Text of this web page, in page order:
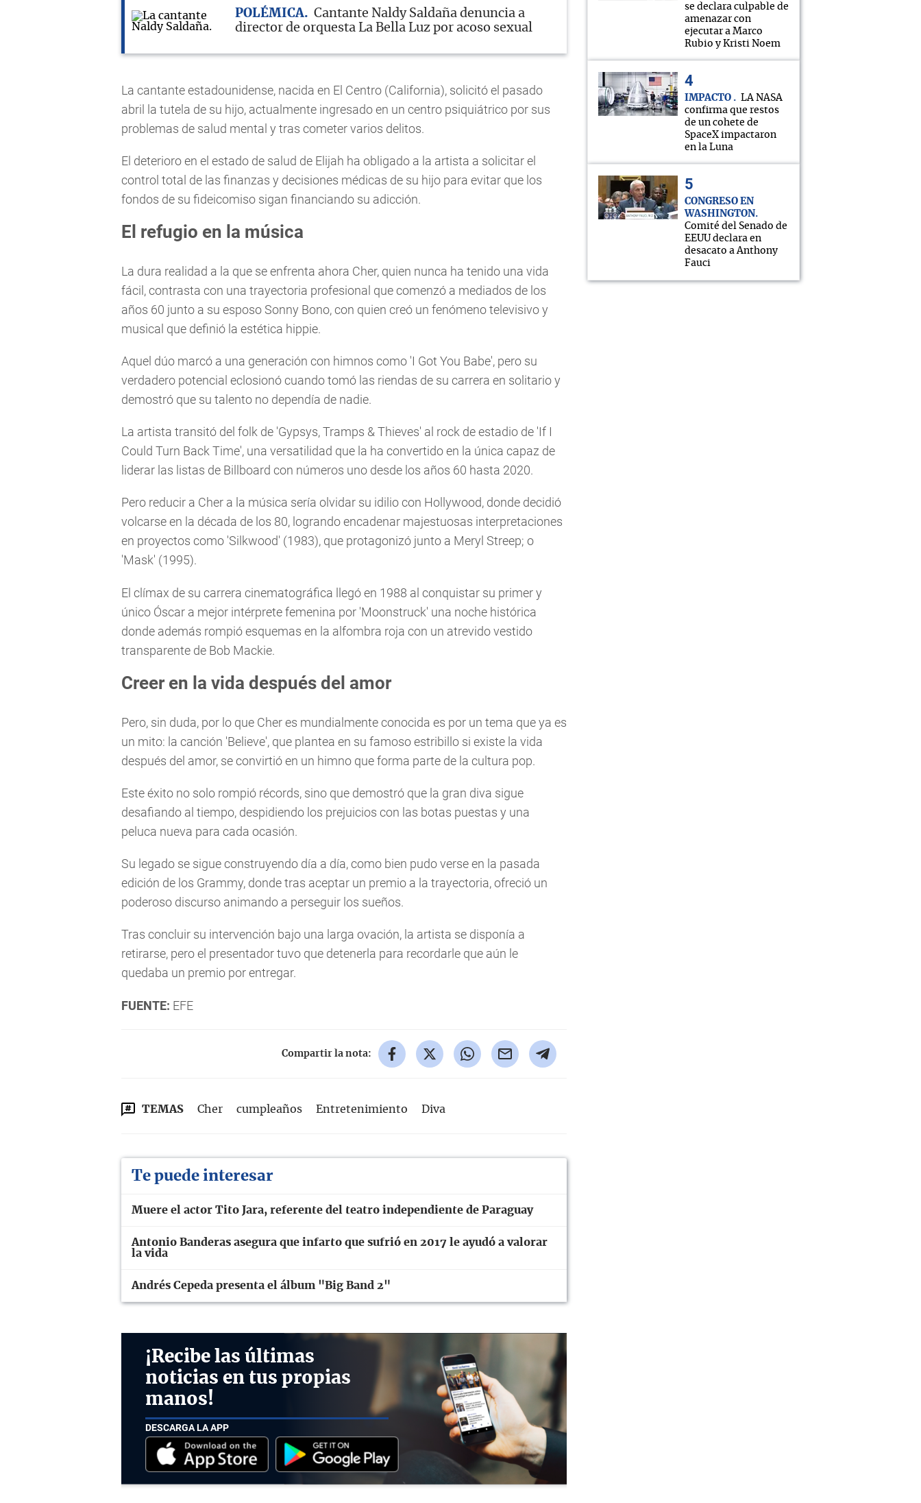
POLÉMICA
Cantante Naldy Saldaña denuncia a
director de orquesta La Bella Luz por acoso sexual
La cantante estadounidense, nacida en El Centro (California), solicitó el pasado
abril la tutela de su hijo, actualmente ingresado en un centro psiquiátrico por sus
problemas de salud mental y tras cometer varios delitos.
El deterioro en el estado de salud de Elijah ha obligado a la artista a solicitar el
control total de las finanzas y decisiones médicas de su hijo para evitar que los
fondos de su fideicomiso sigan financiando su adicción.
El refugio en la música
La dura realidad a la que se enfrenta ahora Cher, quien nunca ha tenido una vida
fácil, contrasta con una trayectoria profesional que comenzó a mediados de los
años 60 junto a su esposo Sonny Bono, con quien creó un fenómeno televisivo y
musical que definió la estética hippie.
Aquel dúo marcó a una generación con himnos como 'I Got You Babe', pero su
verdadero potencial eclosionó cuando tomó las riendas de su carrera en solitario y
demostró que su talento no dependía de nadie.
La artista transitó del folk de 'Gypsys, Tramps & Thieves' al rock de estadio de 'If I
Could Turn Back Time', una versatilidad que la ha convertido en la única capaz de
liderar las listas de Billboard con números uno desde los años 60 hasta 2020.
Pero reducir a Cher a la música sería olvidar su idilio con Hollywood, donde decidió
volcarse en la década de los 80, logrando encadenar majestuosas interpretaciones
en proyectos como 'Silkwood' (1983), que protagonizó junto a Meryl Streep; o
'Mask' (1995).
El clímax de su carrera cinematográfica llegó en 1988 al conquistar su primer y
único Óscar a mejor intérprete femenina por 'Moonstruck' una noche histórica
donde además rompió esquemas en la alfombra roja con un atrevido vestido
transparente de Bob Mackie.
Creer en la vida después del amor
Pero, sin duda, por lo que Cher es mundialmente conocida es por un tema que ya es
un mito: la canción 'Believe', que plantea en su famoso estribillo si existe la vida
después del amor, se convirtió en un himno que forma parte de la cultura pop.
Este éxito no solo rompió récords, sino que demostró que la gran diva sigue
desafiando al tiempo, despidiendo los prejuicios con las botas puestas y una
peluca nueva para cada ocasión.
Su legado se sigue construyendo día a día, como bien pudo verse en la pasada
edición de los Grammy, donde tras aceptar un premio a la trayectoria, ofreció un
poderoso discurso animando a perseguir los sueños.
Tras concluir su intervención bajo una larga ovación, la artista se disponía a
retirarse, pero el presentador tuvo que detenerla para recordarle que aún le
quedaba un premio por entregar.
FUENTE: EFE
Compartir la nota:
TEMAS Cher cumpleaños Entretenimiento Diva
Te puede interesar
Muere el actor Tito Jara, referente del teatro independiente de Paraguay
Antonio Banderas asegura que infarto que sufrió en 2017 le ayudó a valorar
la vida
Andrés Cepeda presenta el álbum "Big Band 2"
¡Recibe las últimas
noticias en tus propias
manos!
DESCARGA LA APP
se declara culpable de
amenazar con
ejecutar a Marco
Rubio y Kristi Noem
IMPACTO
LA NASA
confirma que restos
de un cohete de
SpaceX impactaron
en la Luna
CONGRESO EN
WASHINGTON
Comité del Senado de
EEUU declara en
desacato a Anthony
Fauci